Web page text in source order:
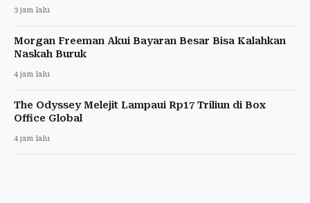
3 jam lalu
Morgan Freeman Akui Bayaran Besar Bisa Kalahkan
Naskah Buruk
4 jam lalu
The Odyssey Melejit Lampaui Rp17 Triliun di Box
Office Global
4 jam lalu